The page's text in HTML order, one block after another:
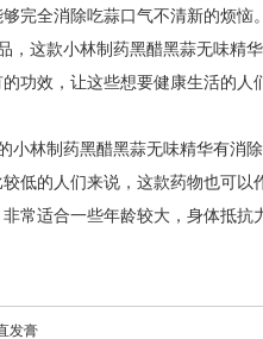
完全消除吃蒜口气不清新的烦
，这款小林制药黑醋黑蒜无味精
功效，让这些想要健康生活的
小林制药黑醋黑蒜无味精华有消
低的人们来说，这款药物也可
常适合一些年龄较大，身体抵
发膏